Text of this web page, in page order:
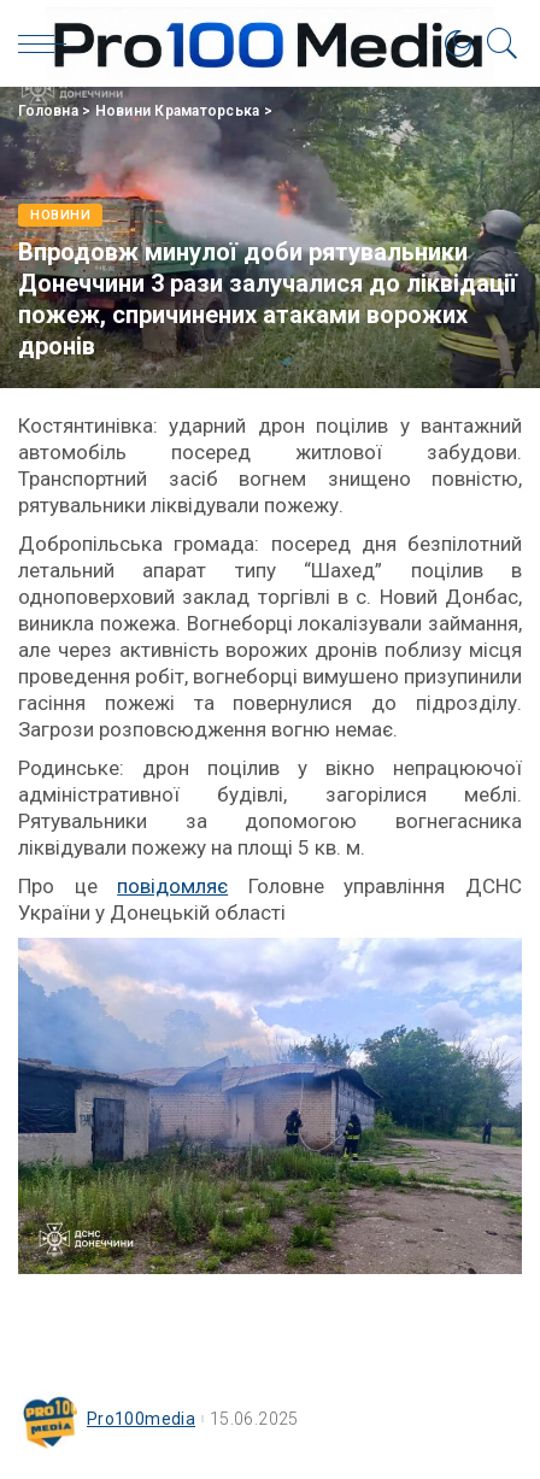
Головна>Новини Краматорська >
НОВИНИ
Впродовж минулої доби рятувальники
Донеччини 3 рази залучалися до ліквідації
пожеж, спричинених атаками ворожих
дронів
Костянтинівка: ударний дрон поцілив у вантажний
автомобіль посеред житлової забудови.
Транспортний засіб вогнем знищено повністю,
рятувальники ліквідували пожежу.
Добропільська громада: посеред дня безпілотний
летальний апарат типу “Шахед” поцілив в
одноповерховий заклад торгівлі в с. Новий Донбас,
виникла пожежа. Вогнеборці локалізували займання,
але через активність ворожих дронів поблизу місця
проведення робіт, вогнеборці вимушено призупинили
гасіння пожежі та повернулися до підрозділу.
Загрози розповсюдження вогню немає.
Родинське: дрон поцілив у вікно непрацюючої
адміністративної будівлі, загорілися меблі.
Рятувальники за допомогою вогнегасника
ліквідували пожежу на площі 5 кв. м.
Про це повідомляє Головне управління ДСНС
України у Донецькій області
Pro100media 15.06.2025